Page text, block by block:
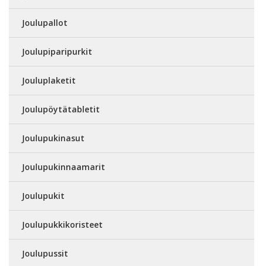
Joulupallot
Joulupiparipurkit
Jouluplaketit
Joulupöytätabletit
Joulupukinasut
Joulupukinnaamarit
Joulupukit
Joulupukkikoristeet
Joulupussit